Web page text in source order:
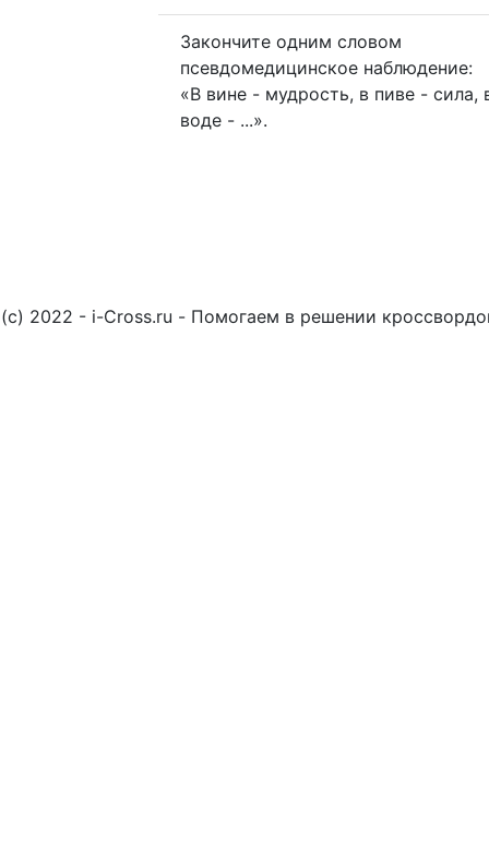
Закончите одним словом
псевдомедицинское наблюдение:
«В вине - мудрость, в пиве - сила,
воде - ...».
(c) 2022 - i-Cross.ru - Помогаем в решении